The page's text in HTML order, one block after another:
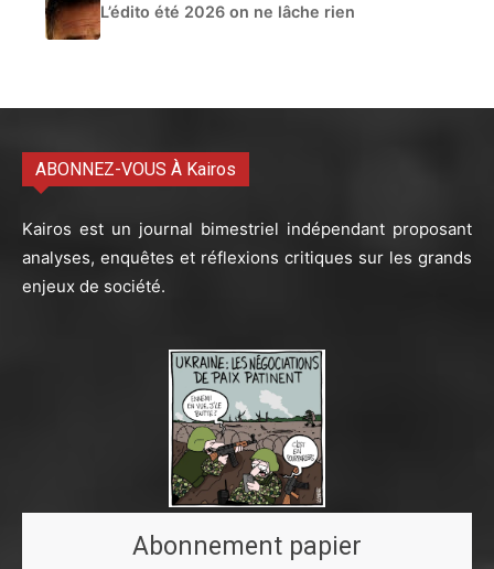
L’édito été 2026 on ne lâche rien
ABONNEZ-VOUS À Kairos
Kairos est un journal bimestriel indépendant proposant
analyses, enquêtes et réflexions critiques sur les grands
enjeux de société.
Abonnement papier